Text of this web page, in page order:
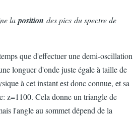
la position des pics du spectre de
que d'effectuer une demi-oscillation
longuer d'onde juste égale à taille de
à cet instant est donc connue, et sa
z=1100. Cela donne un triangle de
l'angle au sommet dépend de la